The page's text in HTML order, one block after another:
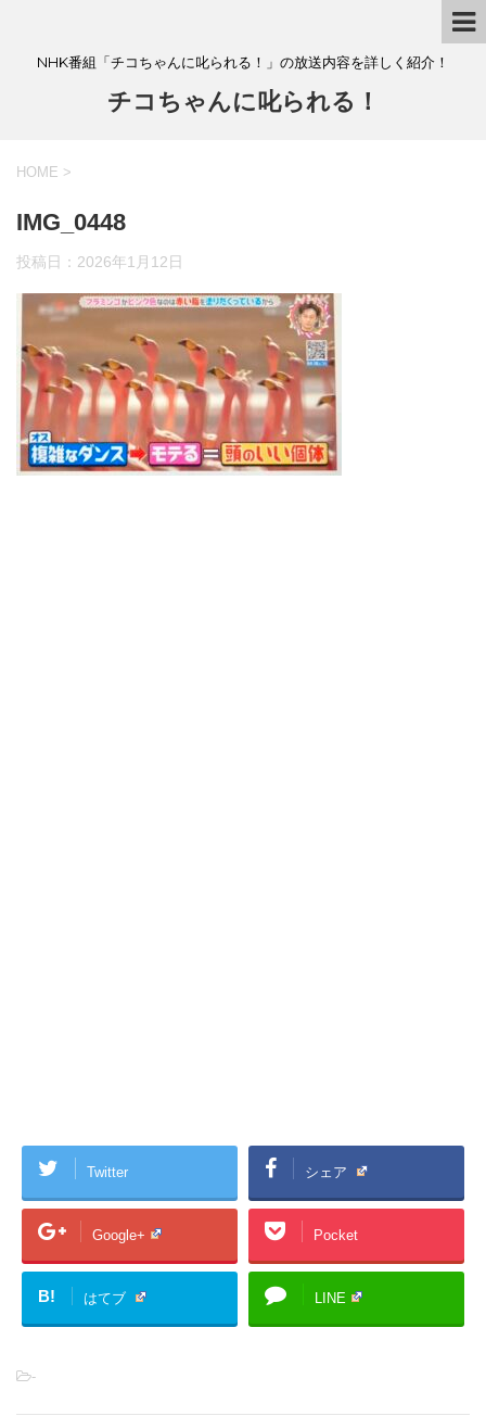
NHK番組「チコちゃんに叱られる！」の放送内容を詳しく紹介！
チコちゃんに叱られる！
HOME >
IMG_0448
投稿日： 2026年1月12日
Twitter シェア
Google+ Pocket
B! はてブ LINE
-